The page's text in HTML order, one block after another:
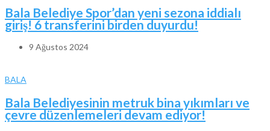
Bala Belediye Spor’dan yeni sezona iddialı
giriş! 6 transferini birden duyurdu!
9 Ağustos 2024
BALA
Bala Belediyesinin metruk bina yıkımları ve
çevre düzenlemeleri devam ediyor!